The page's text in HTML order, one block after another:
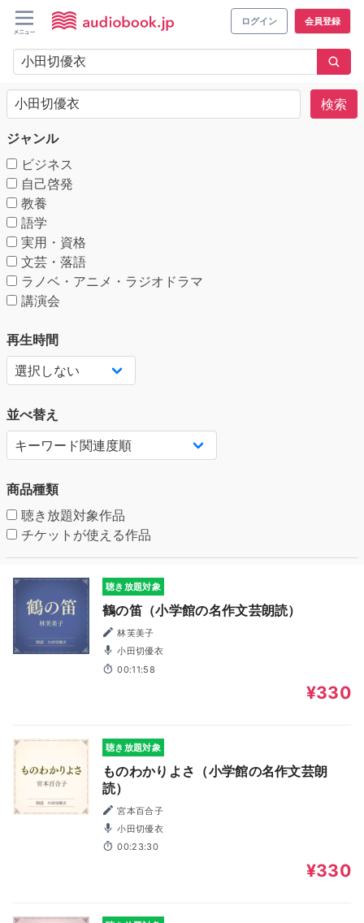
ログイン 会員登録
検索
ジャンル
ビジネス
自己啓発
教養
語学
実用・資格
文芸・落語
ラノベ・アニメ・ラジオドラマ
講演会
再生時間
並べ替え
商品種類
聴き放題対象作品
チケットが使える作品
聴き放題対象
鶴の笛（小学館の名作文芸朗読）
林芙美子
小田切優衣
00:11:58
¥330
聴き放題対象
ものわかりよさ（小学館の名作文芸朗
読）
宮本百合子
小田切優衣
00:23:30
¥330